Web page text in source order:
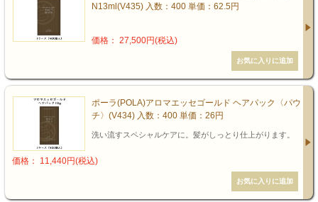
N13ml(V435) 入数：400 単価：62.5円
価格： 27,500円(税込)
ポーラ(POLA)アロマエッセゴールド ヘアパック〈パウ
チ〉(V434) 入数：400 単価：26円
洗い流すスペシャルケアに。髪がしっとり仕上がります。
価格： 11,440円(税込)